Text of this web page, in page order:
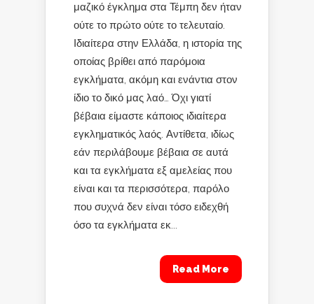
μαζικό έγκλημα στα Τέμπη δεν ήταν
ούτε το πρώτο ούτε το τελευταίο.
Ιδιαίτερα στην Ελλάδα, η ιστορία της
οποίας βρίθει από παρόμοια
εγκλήματα, ακόμη και ενάντια στον
ίδιο το δικό μας λαό… Όχι γιατί
βέβαια είμαστε κάποιος ιδιαίτερα
εγκληματικός λαός. Αντίθετα, ιδίως
εάν περιλάβουμε βέβαια σε αυτά
και τα εγκλήματα εξ αμελείας που
είναι και τα περισσότερα, παρόλο
που συχνά δεν είναι τόσο ειδεχθή
όσο τα εγκλήματα εκ...
Read More